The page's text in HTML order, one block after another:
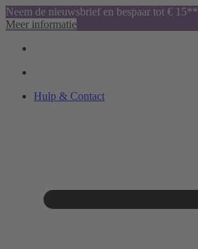
Neem de nieuwsbrief en bespaar tot € 15**
Meer informatie
Hulp & Contact